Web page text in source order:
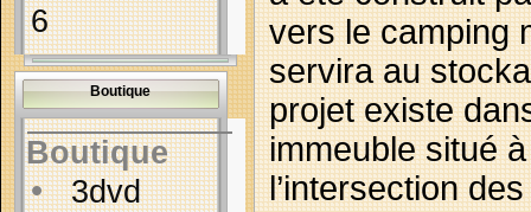
6
Boutique
Boutique
•3dvd
vers le camping
servira au
projet existe
immeuble situé à
l’intersection